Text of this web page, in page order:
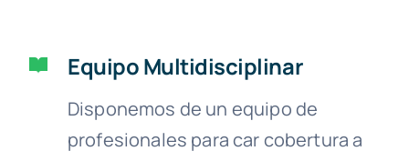
Equipo Multidisciplinar
Disponemos de un equipo de
profesionales para car cobertura a